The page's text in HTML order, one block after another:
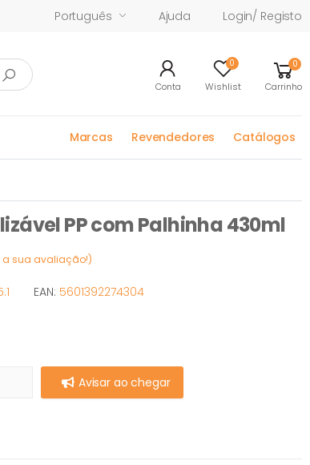
Português Ajuda Login/ Registo
Conta
0
Wishlist
0
Carrinho
Marcas Revendedores Catálogos
PP com Palhinha 430ml
a sua avaliação!)
EAN: 5601392274304
Avisar ao chegar